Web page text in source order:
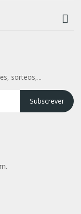

sorteos,...
Subscrever